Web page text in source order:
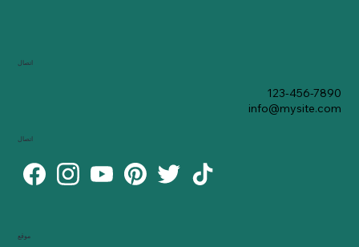
موقع
اتصال
123-456-7890
info@mysite.com
اتصال